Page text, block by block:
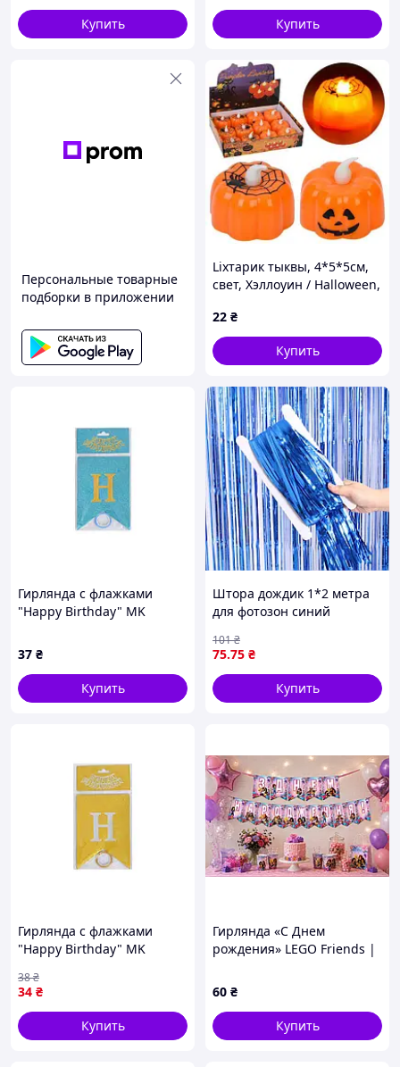
Купить Купить
Персональные товарные
подборки в приложении
Liхтарик тыквы, 4*5*5см,
свет, Хэллоуин / Halloween,
дисплее, 20*15*5см
(288шт)
22 ₴
Купить
Гирлянда с флажками
"Happy Birthday" MK
37 ₴
Купить
Штора дождик 1*2 метра
для фотозон синий
75.75 ₴
101₴
Купить
Гирлянда с флажками
"Happy Birthday" MK
34 ₴
38₴
Купить
Гирлянда «С Днем
рождения» LEGO Friends |
60 ₴
Купить